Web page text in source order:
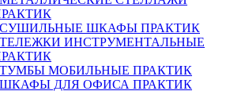
ШКАФЫ ПРАКТИК
ИНСТРУМЕНТАЛЬНЫЕ
МОБИЛЬНЫЕ ПРАКТИК
ДЛЯ ОФИСА ПРАКТИК